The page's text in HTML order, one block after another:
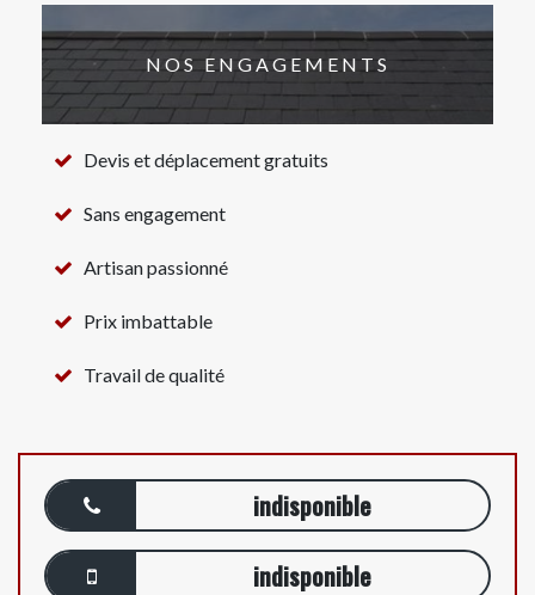
NOS ENGAGEMENTS
Devis et déplacement gratuits
Sans engagement
Artisan passionné
Prix imbattable
Travail de qualité
indisponible
indisponible